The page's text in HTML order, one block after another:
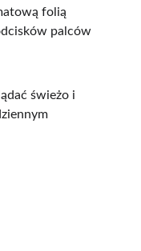
folią
palców
świeżo i